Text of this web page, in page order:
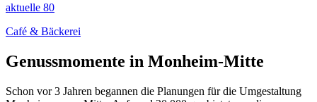
aktuelle 80
Café & Bäckerei
Genussmomente in Monheim-Mitte
Schon vor 3 Jahren begannen die Planungen für die Umgestaltung